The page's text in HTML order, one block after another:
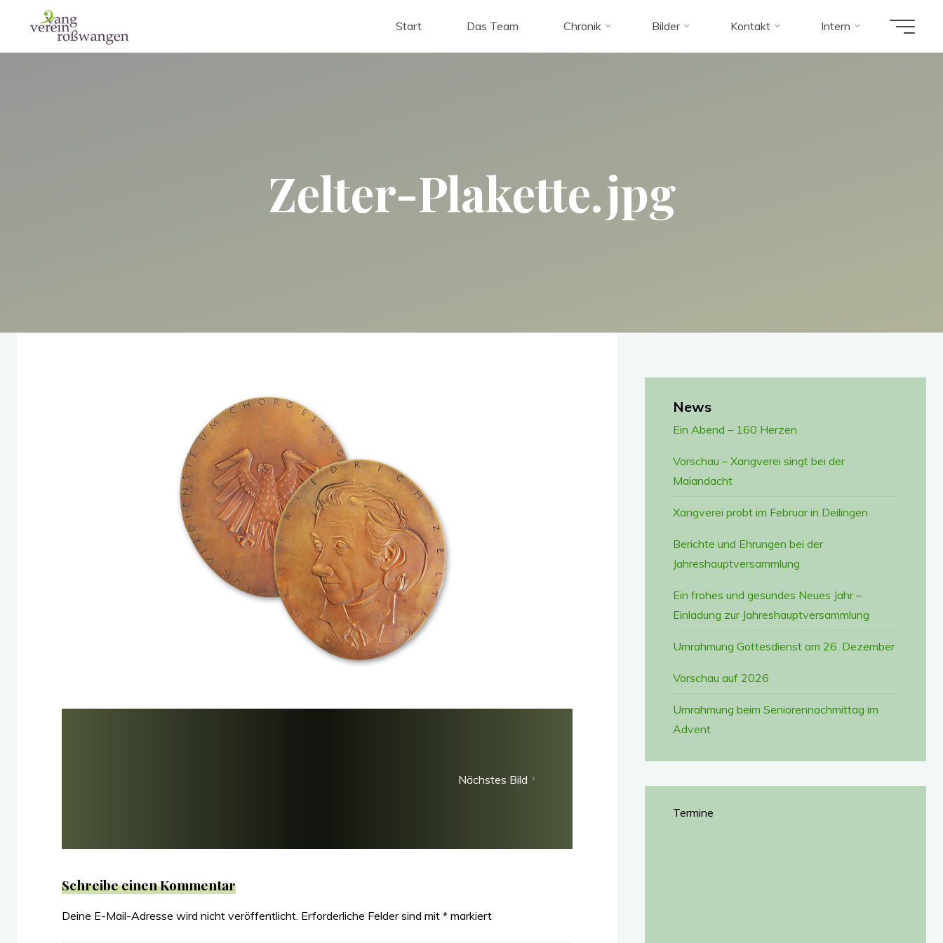
Start Das Team Chronik Bilder Kontakt Intern
Zelter-Plakette.jpg
Nächstes Bild
Schreibe einen Kommentar
Deine E-Mail-Adresse wird nicht veröffentlicht. Erforderliche Felder sind mit * markiert
News
Ein Abend – 160 Herzen
Vorschau – Xangverei singt bei der
Maiandacht
Xangverei probt im Februar in Deilingen
Berichte und Ehrungen bei der
Jahreshauptversammlung
Ein frohes und gesundes Neues Jahr –
Einladung zur Jahreshauptversammlung
Umrahmung Gottesdienst am 26. Dezember
Vorschau auf 2026
Umrahmung beim Seniorennachmittag im
Advent
Termine